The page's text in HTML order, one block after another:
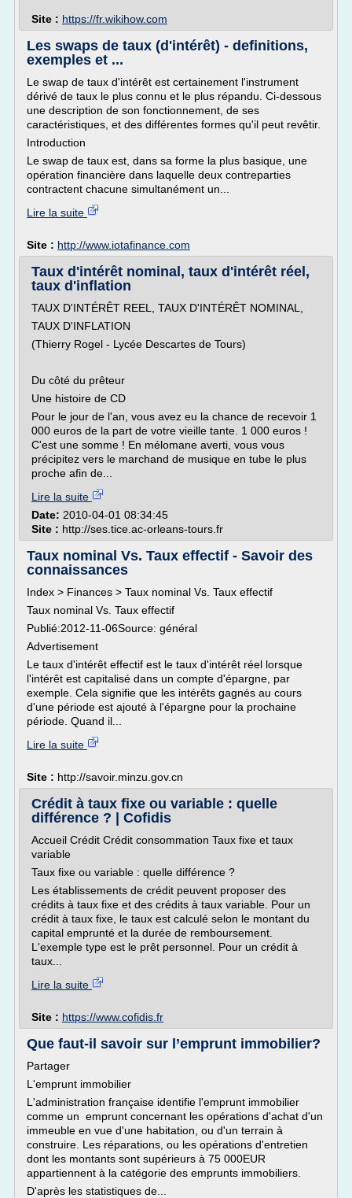
Site : https://fr.wikihow.com
Les swaps de taux (d'intérêt) - definitions,
exemples et ...
Le swap de taux d'intérêt est certainement l'instrument
dérivé de taux le plus connu et le plus répandu. Ci-dessous
une description de son fonctionnement, de ses
caractéristiques, et des différentes formes qu'il peut revêtir.
Introduction
Le swap de taux est, dans sa forme la plus basique, une
opération financière dans laquelle deux contreparties
contractent chacune simultanément un...
Lire la suite
Site : http://www.iotafinance.com
Taux d'intérêt nominal, taux d'intérêt réel,
taux d'inflation
TAUX D'INTÉRÊT REEL, TAUX D'INTÉRÊT NOMINAL,
TAUX D'INFLATION
(Thierry Rogel - Lycée Descartes de Tours)
Du côté du prêteur
Une histoire de CD
Pour le jour de l'an, vous avez eu la chance de recevoir 1
000 euros de la part de votre vieille tante. 1 000 euros !
C'est une somme ! En mélomane averti, vous vous
précipitez vers le marchand de musique en tube le plus
proche afin de...
Lire la suite
Date: 2010-04-01 08:34:45
Site : http://ses.tice.ac-orleans-tours.fr
Taux nominal Vs. Taux effectif - Savoir des
connaissances
Index > Finances > Taux nominal Vs. Taux effectif
Taux nominal Vs. Taux effectif
Publié:2012-11-06Source: général
Advertisement
Le taux d'intérêt effectif est le taux d'intérêt réel lorsque
l'intérêt est capitalisé dans un compte d'épargne, par
exemple. Cela signifie que les intérêts gagnés au cours
d'une période est ajouté à l'épargne pour la prochaine
période. Quand il...
Lire la suite
Site : http://savoir.minzu.gov.cn
Crédit à taux fixe ou variable : quelle
différence ? | Cofidis
Accueil Crédit Crédit consommation Taux fixe et taux
variable
Taux fixe ou variable : quelle différence ?
Les établissements de crédit peuvent proposer des
crédits à taux fixe et des crédits à taux variable. Pour un
crédit à taux fixe, le taux est calculé selon le montant du
capital emprunté et la durée de remboursement.
L'exemple type est le prêt personnel. Pour un crédit à
taux...
Lire la suite
Site : https://www.cofidis.fr
Que faut-il savoir sur l’emprunt immobilier?
Partager
L'emprunt immobilier
L'administration française identifie l'emprunt immobilier
comme un emprunt concernant les opérations d'achat d'un
immeuble en vue d'une habitation, ou d'un terrain à
construire. Les réparations, ou les opérations d'entretien
dont les montants sont supérieurs à 75 000EUR
appartiennent à la catégorie des emprunts immobiliers.
D'après les statistiques de...